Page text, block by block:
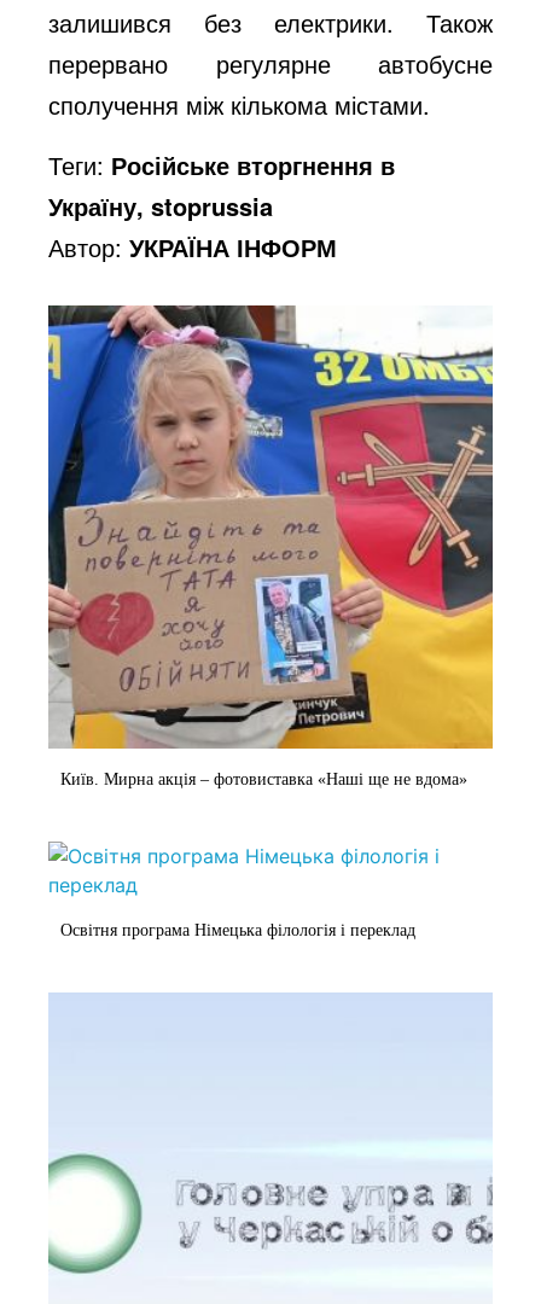
d
e
o
залишився без електрики. Також
перервано регулярне автобусне
сполучення між кількома містами.
Теги: Російське вторгнення в
Україну, stoprussia
Автор:УКРАЇНА ІНФОРМ
Київ. Мирна акція – фотовиставка «Наші ще не вдома»
Освітня програма Німецька філологія і переклад